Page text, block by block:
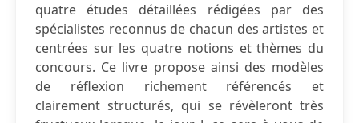
quatre études détaillées rédigées par des
spécialistes reconnus de chacun des artistes et
centrées sur les quatre notions et thèmes du
concours. Ce livre propose ainsi des modèles
de réflexion richement référencés et
clairement structurés, qui se révèleront très